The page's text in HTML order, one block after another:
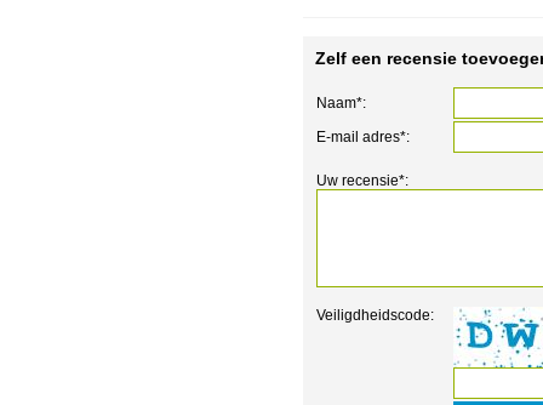
Zelf een recensie
Naam*:
E-mail adres*:
Uw recensie*:
Veiligdheidscode: